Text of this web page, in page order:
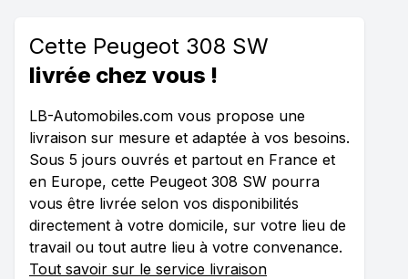
Cette Peugeot 308 SW
livrée chez vous !
LB-Automobiles.com vous propose une
livraison sur mesure et adaptée à vos besoins.
Sous 5 jours ouvrés et partout en France et
en Europe, cette Peugeot 308 SW pourra
vous être livrée selon vos disponibilités
directement à votre domicile, sur votre lieu de
travail ou tout autre lieu à votre convenance.
Tout savoir sur le service livraison